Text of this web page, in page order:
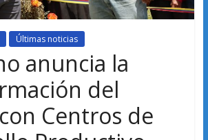
Últimas noticias
anuncia la
del
Centros de